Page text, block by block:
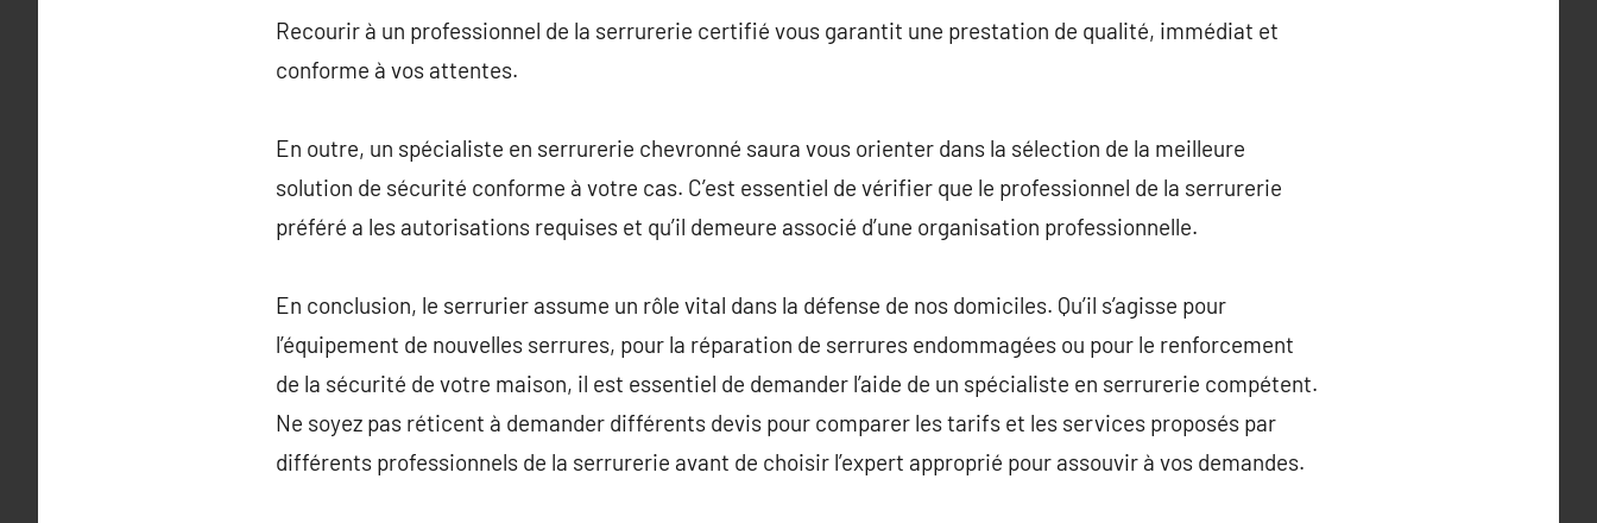
Recourir à un professionnel de la serrurerie certifié vous garantit une prestation de qualité, immédiat et
conforme à vos attentes.
En outre, un spécialiste en serrurerie chevronné saura vous orienter dans la sélection de la meilleure
solution de sécurité conforme à votre cas. C’est essentiel de vérifier que le professionnel de la serrurerie
préféré a les autorisations requises et qu’il demeure associé d’une organisation professionnelle.
En conclusion, le serrurier assume un rôle vital dans la défense de nos domiciles. Qu’il s’agisse pour
l’équipement de nouvelles serrures, pour la réparation de serrures endommagées ou pour le renforcement
de la sécurité de votre maison, il est essentiel de demander l’aide de un spécialiste en serrurerie compétent.
Ne soyez pas réticent à demander différents devis pour comparer les tarifs et les services proposés par
différents professionnels de la serrurerie avant de choisir l’expert approprié pour assouvir à vos demandes.